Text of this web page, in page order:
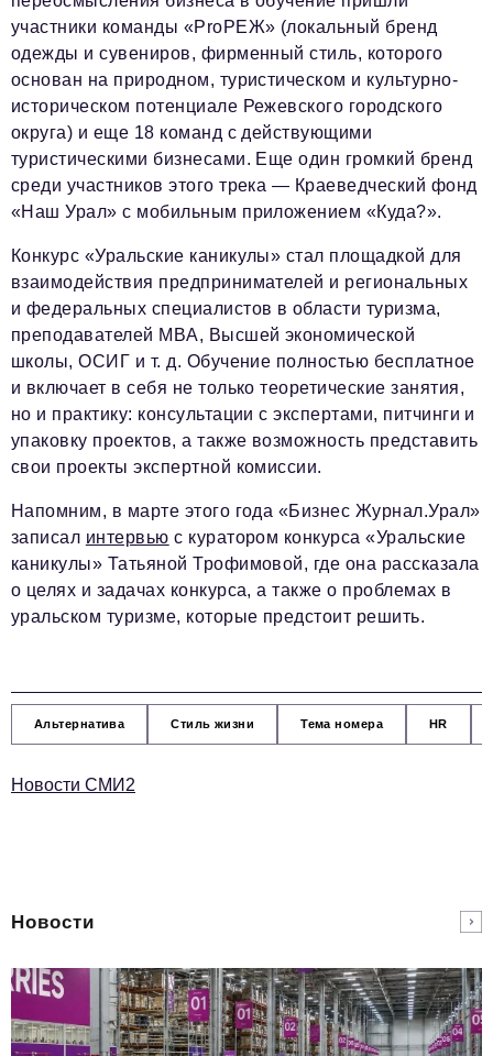
участники команды «ProРЕЖ» (локальный бренд
одежды и сувениров, фирменный стиль, которого
основан на природном, туристическом и культурно-
историческом потенциале Режевского городского
округа) и еще 18 команд с действующими
туристическими бизнесами. Еще один громкий бренд
среди участников этого трека — Краеведческий фонд
«Наш Урал» с мобильным приложением «Куда?».
Конкурс «Уральские каникулы» стал площадкой для
взаимодействия предпринимателей и региональных
и федеральных специалистов в области туризма,
преподавателей MBA, Высшей экономической
школы, ОСИГ и т. д. Обучение полностью бесплатное
и включает в себя не только теоретические занятия,
но и практику: консультации с экспертами, питчинги и
упаковку проектов, а также возможность представить
свои проекты экспертной комиссии.
Напомним, в марте этого года «Бизнес Журнал.Урал»
записал интервью с куратором конкурса «Уральские
каникулы» Татьяной Трофимовой, где она рассказала
о целях и задачах конкурса, а также о проблемах в
уральском туризме, которые предстоит решить.
Альтернатива Стиль жизни Тема номера HR
Новости СМИ2
Новости